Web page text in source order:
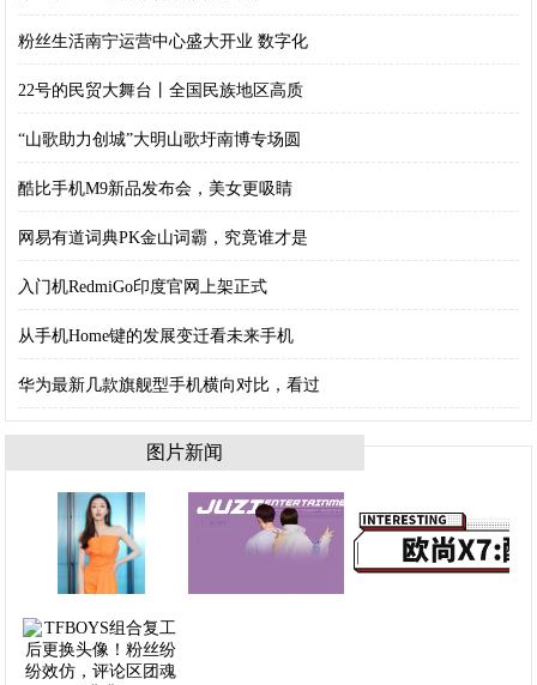
粉丝生活南宁运营中心盛大开业 数字化
22号的民贸大舞台丨全国民族地区高质
“山歌助力创城”大明山歌圩南博专场圆
酷比手机M9新品发布会，美女更吸睛
网易有道词典PK金山词霸，究竟谁才是
入门机RedmiGo印度官网上架正式
从手机Home键的发展变迁看未来手机
华为最新几款旗舰型手机横向对比，看过
图片新闻